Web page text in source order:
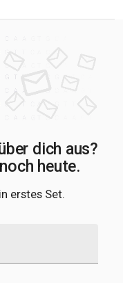
dich aus?
heute.
erstes Set.